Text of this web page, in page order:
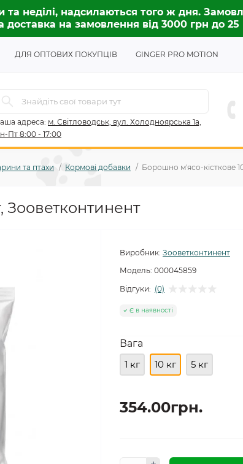
неділі, надсилаються того ж дня.
на замовлення від 3000 грн до 25
ДЛЯ ОПТОВИХ ПОКУПЦІВ GINGER PRO MOTION
адреса: м. Світловодськ, вул. Холодноярська 1а,
Пт 8:00 - 17:00
та птахи Кормові добавки Борошно м'ясо-кісткове
Зооветконтинент
Виробник: Зооветконтинент
Модель: 000045859
Відгуки: (0)
Є в наявності
Вага
1 кг
10 кг 5 кг
354.00грн.